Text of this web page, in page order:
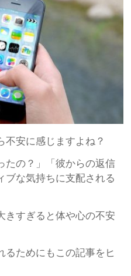
不安に感じますよね？
たの？」「彼からの返信
ブな気持ちに支配される
きすぎると体や心の不安
るためにもこの記事をヒ